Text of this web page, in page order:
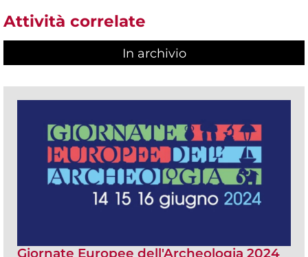
Attività correlate
In archivio
Giornate Europee dell'Archeologia 2024